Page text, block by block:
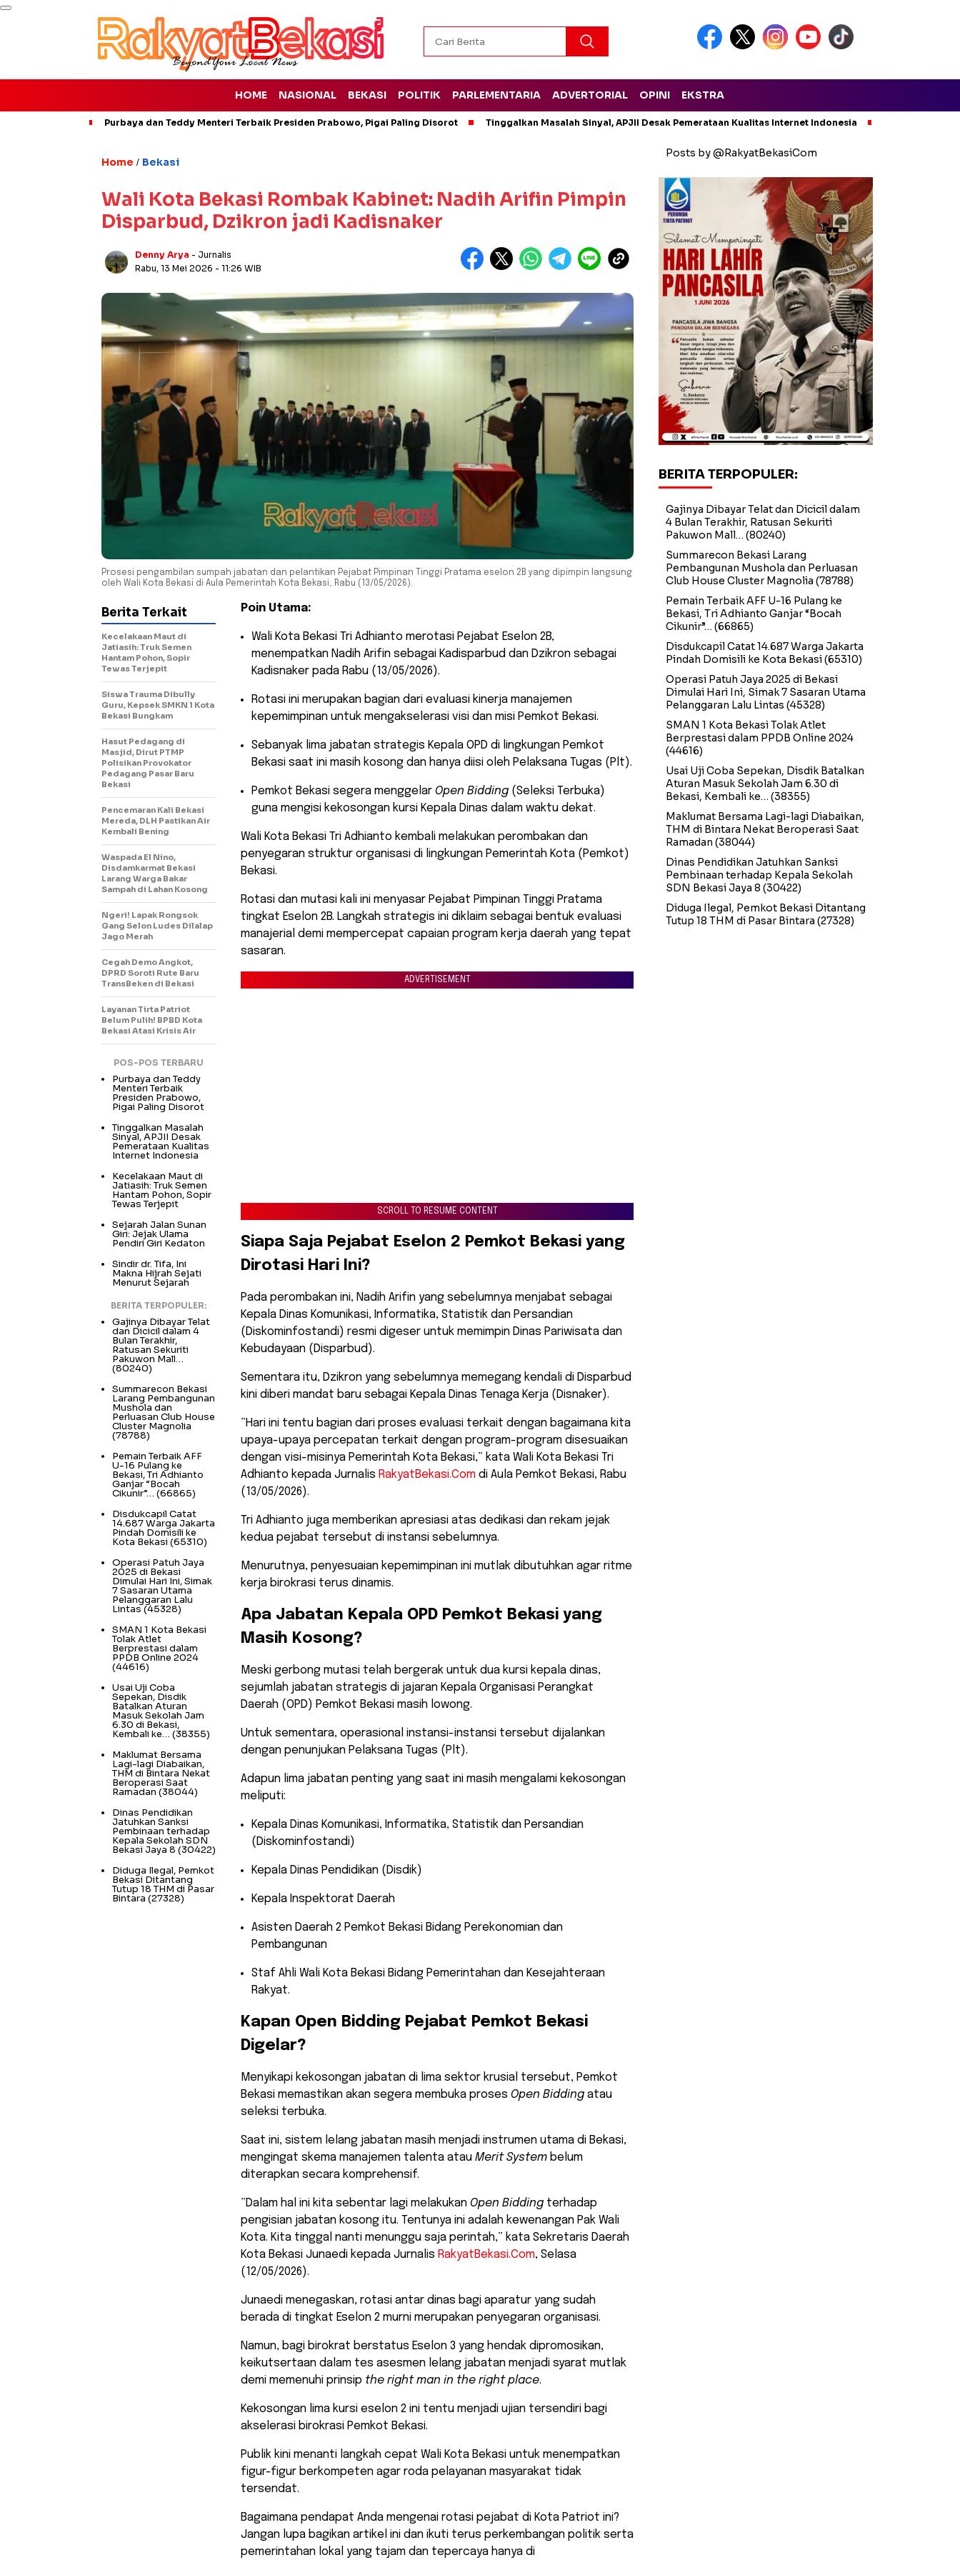
HOME NASIONAL BEKASI POLITIK PARLEMENTARIA ADVERTORIAL OPINI EKSTRA
Purbaya dan Teddy Menteri Terbaik Presiden Prabowo, Pigai Paling Disorot Tinggalkan Masalah Sinyal, APJII Desak Pemerataan Kualitas Internet Indonesia
Home / Bekasi
Wali Kota Bekasi Rombak Kabinet: Nadih Arifin Pimpin
Disparbud, Dzikron jadi Kadisnaker
Denny Arya - Jurnalis
Rabu, 13 Mei 2026 - 11:26 WIB
Prosesi pengambilan sumpah jabatan dan pelantikan Pejabat Pimpinan Tinggi Pratama eselon 2B yang dipimpin langsung
oleh Wali Kota Bekasi di Aula Pemerintah Kota Bekasi, Rabu (13/05/2026).
Poin Utama:
​Wali Kota Bekasi Tri Adhianto merotasi Pejabat Eselon 2B,
menempatkan Nadih Arifin sebagai Kadisparbud dan Dzikron sebagai
Kadisnaker pada Rabu (13/05/2026).
​Rotasi ini merupakan bagian dari evaluasi kinerja manajemen
kepemimpinan untuk mengakselerasi visi dan misi Pemkot Bekasi.
​Sebanyak lima jabatan strategis Kepala OPD di lingkungan Pemkot
Bekasi saat ini masih kosong dan hanya diisi oleh Pelaksana Tugas (Plt).
​Pemkot Bekasi segera menggelar Open Bidding (Seleksi Terbuka)
guna mengisi kekosongan kursi Kepala Dinas dalam waktu dekat.
​Wali Kota Bekasi Tri Adhianto kembali melakukan perombakan dan
penyegaran struktur organisasi di lingkungan Pemerintah Kota (Pemkot)
Bekasi.
Rotasi dan mutasi kali ini menyasar Pejabat Pimpinan Tinggi Pratama
tingkat Eselon 2B. Langkah strategis ini diklaim sebagai bentuk evaluasi
manajerial demi mempercepat capaian program kerja daerah yang tepat
sasaran.
ADVERTISEMENT
SCROLL TO RESUME CONTENT
​Siapa Saja Pejabat Eselon 2 Pemkot Bekasi yang
Dirotasi Hari Ini?
​Pada perombakan ini, Nadih Arifin yang sebelumnya menjabat sebagai
Kepala Dinas Komunikasi, Informatika, Statistik dan Persandian
(Diskominfostandi) resmi digeser untuk memimpin Dinas Pariwisata dan
Kebudayaan (Disparbud).
Sementara itu, Dzikron yang sebelumnya memegang kendali di Disparbud
kini diberi mandat baru sebagai Kepala Dinas Tenaga Kerja (Disnaker).
​”Hari ini tentu bagian dari proses evaluasi terkait dengan bagaimana kita
upaya-upaya percepatan terkait dengan program-program disesuaikan
dengan visi-misinya Pemerintah Kota Bekasi,” kata Wali Kota Bekasi Tri
Adhianto kepada Jurnalis RakyatBekasi.Com di Aula Pemkot Bekasi, Rabu
(13/05/2026).
​Tri Adhianto juga memberikan apresiasi atas dedikasi dan rekam jejak
kedua pejabat tersebut di instansi sebelumnya.
Menurutnya, penyesuaian kepemimpinan ini mutlak dibutuhkan agar ritme
kerja birokrasi terus dinamis.
​Apa Jabatan Kepala OPD Pemkot Bekasi yang
Masih Kosong?
​Meski gerbong mutasi telah bergerak untuk dua kursi kepala dinas,
sejumlah jabatan strategis di jajaran Kepala Organisasi Perangkat
Daerah (OPD) Pemkot Bekasi masih lowong.
Untuk sementara, operasional instansi-instansi tersebut dijalankan
dengan penunjukan Pelaksana Tugas (Plt).
​Adapun lima jabatan penting yang saat ini masih mengalami kekosongan
meliputi:
​Kepala Dinas Komunikasi, Informatika, Statistik dan Persandian
(Diskominfostandi)
​Kepala Dinas Pendidikan (Disdik)
​Kepala Inspektorat Daerah
​Asisten Daerah 2 Pemkot Bekasi Bidang Perekonomian dan
Pembangunan
​Staf Ahli Wali Kota Bekasi Bidang Pemerintahan dan Kesejahteraan
Rakyat.
​Kapan Open Bidding Pejabat Pemkot Bekasi
Digelar?
​Menyikapi kekosongan jabatan di lima sektor krusial tersebut, Pemkot
Bekasi memastikan akan segera membuka proses Open Bidding atau
seleksi terbuka.
Saat ini, sistem lelang jabatan masih menjadi instrumen utama di Bekasi,
mengingat skema manajemen talenta atau Merit System belum
diterapkan secara komprehensif.
​”Dalam hal ini kita sebentar lagi melakukan Open Bidding terhadap
pengisian jabatan kosong itu. Tentunya ini adalah kewenangan Pak Wali
Kota. Kita tinggal nanti menunggu saja perintah,” kata Sekretaris Daerah
Kota Bekasi Junaedi kepada Jurnalis RakyatBekasi.Com, Selasa
(12/05/2026).
​Junaedi menegaskan, rotasi antar dinas bagi aparatur yang sudah
berada di tingkat Eselon 2 murni merupakan penyegaran organisasi.
Namun, bagi birokrat berstatus Eselon 3 yang hendak dipromosikan,
keikutsertaan dalam tes asesmen lelang jabatan menjadi syarat mutlak
demi memenuhi prinsip the right man in the right place.
​Kekosongan lima kursi eselon 2 ini tentu menjadi ujian tersendiri bagi
akselerasi birokrasi Pemkot Bekasi.
Publik kini menanti langkah cepat Wali Kota Bekasi untuk menempatkan
figur-figur berkompeten agar roda pelayanan masyarakat tidak
tersendat.
​Bagaimana pendapat Anda mengenai rotasi pejabat di Kota Patriot ini?
Jangan lupa bagikan artikel ini dan ikuti terus perkembangan politik serta
pemerintahan lokal yang tajam dan tepercaya hanya di
Berita Terkait
Kecelakaan Maut di
Jatiasih: Truk Semen
Hantam Pohon, Sopir
Tewas Terjepit
Siswa Trauma Dibully
Guru, Kepsek SMKN 1 Kota
Bekasi Bungkam
Hasut Pedagang di
Masjid, Dirut PTMP
Polisikan Provokator
Pedagang Pasar Baru
Bekasi
Pencemaran Kali Bekasi
Mereda, DLH Pastikan Air
Kembali Bening
Waspada El Nino,
Disdamkarmat Bekasi
Larang Warga Bakar
Sampah di Lahan Kosong
Ngeri! Lapak Rongsok
Gang Selon Ludes Dilalap
Jago Merah
Cegah Demo Angkot,
DPRD Soroti Rute Baru
TransBeken di Bekasi
Layanan Tirta Patriot
Belum Pulih! BPBD Kota
Bekasi Atasi Krisis Air
POS-POS TERBARU
Purbaya dan Teddy
Menteri Terbaik
Presiden Prabowo,
Pigai Paling Disorot
Tinggalkan Masalah
Sinyal, APJII Desak
Pemerataan Kualitas
Internet Indonesia
Kecelakaan Maut di
Jatiasih: Truk Semen
Hantam Pohon, Sopir
Tewas Terjepit
Sejarah Jalan Sunan
Giri: Jejak Ulama
Pendiri Giri Kedaton
Sindir dr. Tifa, Ini
Makna Hijrah Sejati
Menurut Sejarah
BERITA TERPOPULER:
Gajinya Dibayar Telat
dan Dicicil dalam 4
Bulan Terakhir,
Ratusan Sekuriti
Pakuwon Mall…
(80240)
Summarecon Bekasi
Larang Pembangunan
Mushola dan
Perluasan Club House
Cluster Magnolia
(78788)
Pemain Terbaik AFF
U-16 Pulang ke
Bekasi, Tri Adhianto
Ganjar “Bocah
Cikunir”… (66865)
Disdukcapil Catat
14.687 Warga Jakarta
Pindah Domisili ke
Kota Bekasi (65310)
Operasi Patuh Jaya
2025 di Bekasi
Dimulai Hari Ini, Simak
7 Sasaran Utama
Pelanggaran Lalu
Lintas(45328)
SMAN 1 Kota Bekasi
Tolak Atlet
Berprestasi dalam
PPDB Online 2024
(44616)
Usai Uji Coba
Sepekan, Disdik
Batalkan Aturan
Masuk Sekolah Jam
6.30 di Bekasi,
Kembali ke… (38355)
Maklumat Bersama
Lagi-lagi Diabaikan,
THM di Bintara Nekat
Beroperasi Saat
Ramadan (38044)
Dinas Pendidikan
Jatuhkan Sanksi
Pembinaan terhadap
Kepala Sekolah SDN
Bekasi Jaya 8 (30422)
Diduga Ilegal, Pemkot
Bekasi Ditantang
Tutup 18 THM di Pasar
Bintara (27328)
Posts by @RakyatBekasiCom
BERITA TERPOPULER:
Gajinya Dibayar Telat dan Dicicil dalam
4 Bulan Terakhir, Ratusan Sekuriti
Pakuwon Mall… (80240)
Summarecon Bekasi Larang
Pembangunan Mushola dan Perluasan
Club House Cluster Magnolia (78788)
Pemain Terbaik AFF U-16 Pulang ke
Bekasi, Tri Adhianto Ganjar “Bocah
Cikunir”… (66865)
Disdukcapil Catat 14.687 Warga Jakarta
Pindah Domisili ke Kota Bekasi(65310)
Operasi Patuh Jaya 2025 di Bekasi
Dimulai Hari Ini, Simak 7 Sasaran Utama
Pelanggaran Lalu Lintas (45328)
SMAN 1 Kota Bekasi Tolak Atlet
Berprestasi dalam PPDB Online 2024
(44616)
Usai Uji Coba Sepekan, Disdik Batalkan
Aturan Masuk Sekolah Jam 6.30 di
Bekasi, Kembali ke… (38355)
Maklumat Bersama Lagi-lagi Diabaikan,
THM di Bintara Nekat Beroperasi Saat
Ramadan (38044)
Dinas Pendidikan Jatuhkan Sanksi
Pembinaan terhadap Kepala Sekolah
SDN Bekasi Jaya 8 (30422)
Diduga Ilegal, Pemkot Bekasi Ditantang
Tutup 18 THM di Pasar Bintara (27328)